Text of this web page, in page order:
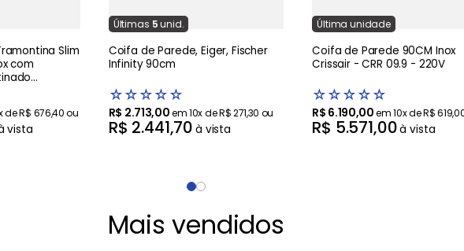
Slim
com
deR$ 676,40ou
vista
Últimas 5unid.
Coifa de Parede, Eiger, Fischer
Infinity 90cm
☆☆☆☆☆
R$ 2.713,00em10x deR$271,30 ou
R$ 2.441,70 à vista
Última unidade
Coifa de Parede 90CM Inox
Crissair - CRR 09.9 - 220V
☆☆☆☆☆
R$ 6.190,00em10x deR$619,
R$ 5.571,00à vista
Mais vendidos